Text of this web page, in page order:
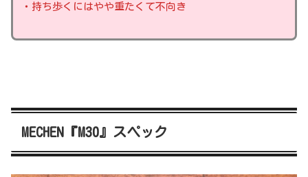
・持ち歩くにはやや重たくて不向き
MECHEN『M30』スペック